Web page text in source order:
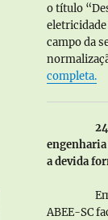
o título
campo da
completa.
a devida
ABEE-SC